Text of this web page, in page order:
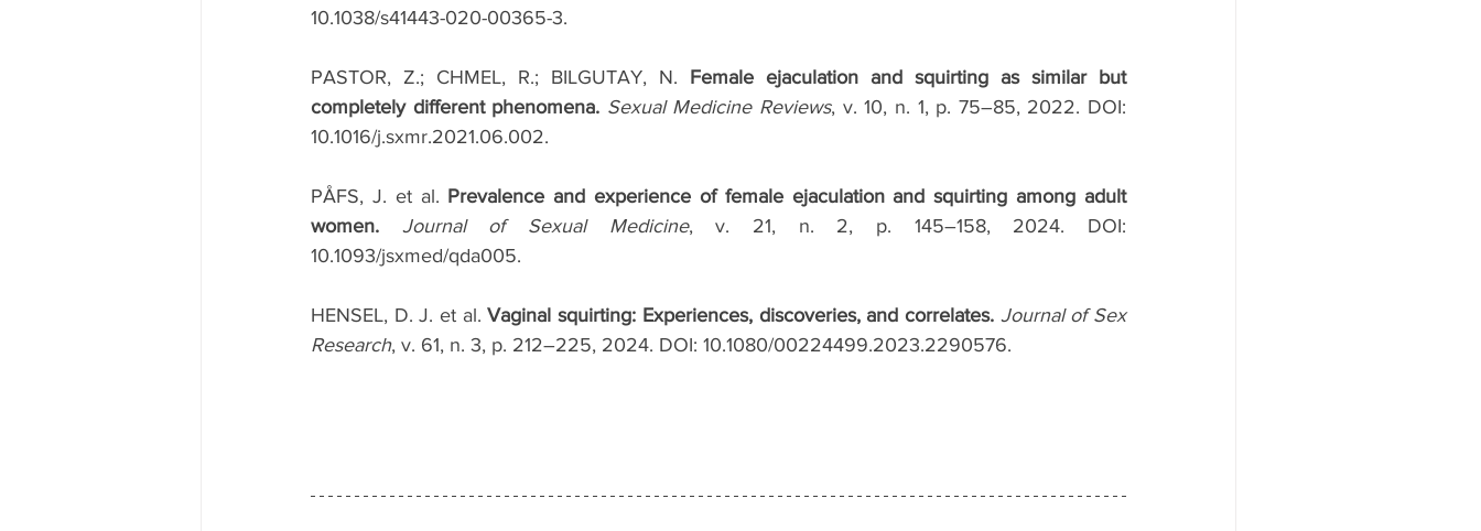
10.1038/s41443-020-00365-3.
PASTOR, Z.; CHMEL, R.; BILGUTAY, N. Female ejaculation and squirting as similar but
completely different phenomena. Sexual Medicine Reviews, v. 10, n. 1, p. 75–85, 2022. DOI:
10.1016/j.sxmr.2021.06.002.
PÅFS, J. et al. Prevalence and experience of female ejaculation and squirting among adult
women.
Journal of Sexual Medicine, v. 21, n. 2, p. 145–158, 2024. DOI:
10.1093/jsxmed/qda005.
HENSEL, D. J. et al. Vaginal squirting: Experiences, discoveries, and correlates. Journal of Sex
Research, v. 61, n. 3, p. 212–225, 2024. DOI: 10.1080/00224499.2023.2290576.